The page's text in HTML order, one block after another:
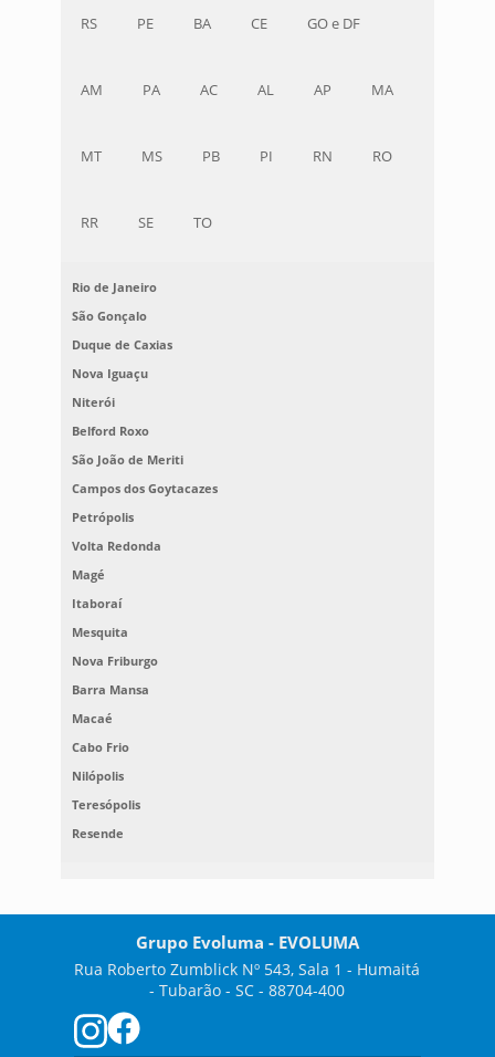
RS PE BA CE GO e DF
AM PA AC AL AP MA
MT MS PB PI RN RO
RR SE TO
Rio de Janeiro
São Gonçalo
Duque de Caxias
Nova Iguaçu
Niterói
Belford Roxo
São João de Meriti
Campos dos Goytacazes
Petrópolis
Volta Redonda
Magé
Itaboraí
Mesquita
Nova Friburgo
Barra Mansa
Macaé
Cabo Frio
Nilópolis
Teresópolis
Resende
Grupo Evoluma - EVOLUMA
Rua Roberto Zumblick Nº 543, Sala 1 - Humaitá
- Tubarão - SC - 88704-400